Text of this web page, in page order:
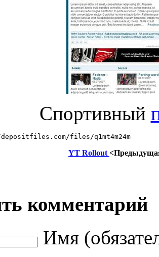
Cпортивный
files/q1mt4m24m
YT Rollout
комментарий
Имя